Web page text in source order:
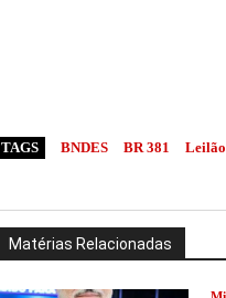
TAGS BNDES BR 381 Leilão
Matérias Relacionadas